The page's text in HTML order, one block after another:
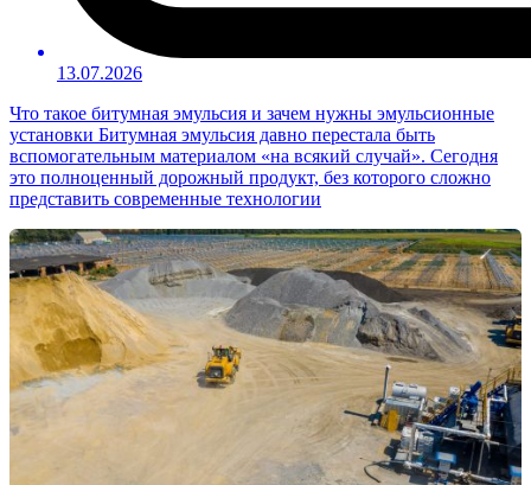
13.07.2026
Что такое битумная эмульсия и зачем нужны эмульсионные
установки Битумная эмульсия давно перестала быть
вспомогательным материалом «на всякий случай». Сегодня
это полноценный дорожный продукт, без которого сложно
представить современные технологии